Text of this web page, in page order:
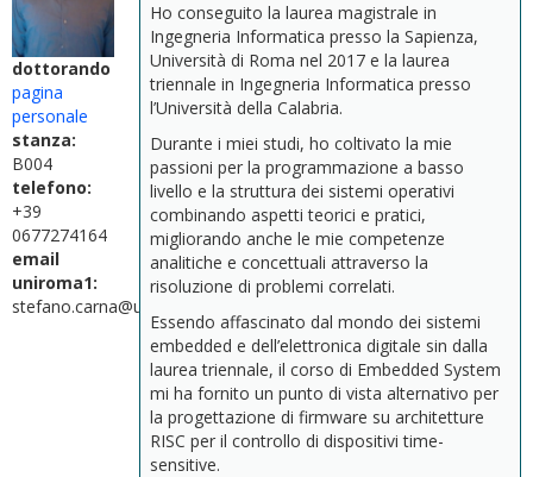
dottorando
pagina
personale
stanza:
B004
telefono:
+39
0677274164
email
uniroma1:
stefano.carna@uniroma1.it
Ho conseguito la laurea magistrale in
Ingegneria Informatica presso la Sapienza,
Università di Roma nel 2017 e la laurea
triennale in Ingegneria Informatica presso
l’Università della Calabria.
Durante i miei studi, ho coltivato la mie
passioni per la programmazione a basso
livello e la struttura dei sistemi operativi
combinando aspetti teorici e pratici,
migliorando anche le mie competenze
analitiche e concettuali attraverso la
risoluzione di problemi correlati.
Essendo affascinato dal mondo dei sistemi
embedded e dell’elettronica digitale sin dalla
laurea triennale, il corso di Embedded System
mi ha fornito un punto di vista alternativo per
la progettazione di firmware su architetture
RISC per il controllo di dispositivi time-
sensitive.